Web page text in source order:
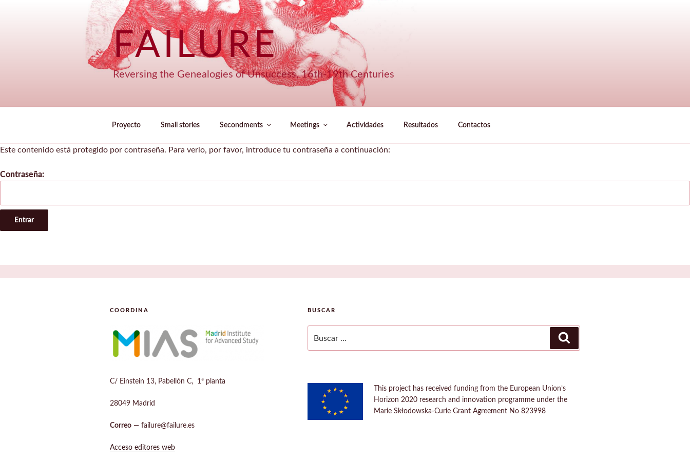
FAILURE
Reversing the Genealogies of Unsuccess, 16th-19th Centuries
Proyecto Small stories Secondments Meetings Actividades Resultados Contactos
Este contenido está protegido por contraseña. Para verlo, por favor, introduce tu contraseña a continuación:
Contraseña:
COORDINA
C/ Einstein 13, Pabellón C, 1ª planta
28049 Madrid
Correo — failure@failure.es
Acceso editores web
BUSCAR
por:
This project has received funding from the European Union’s
Horizon 2020 research and innovation programme under the
Marie Skłodowska-Curie Grant Agreement No 823998